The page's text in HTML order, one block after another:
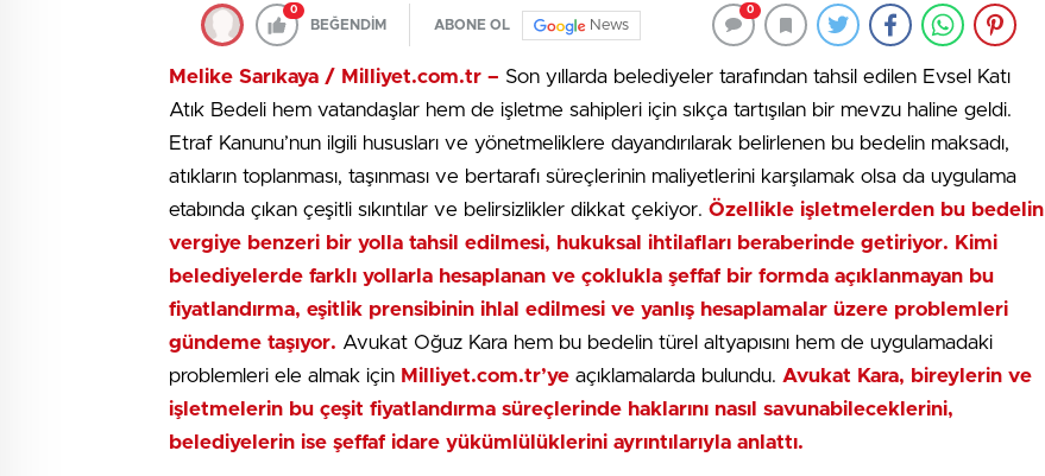
0
BEĞENDİM ABONE OL News
0
Melike Sarıkaya / Milliyet.com.tr – Son yıllarda belediyeler tarafından tahsil edilen Evsel Katı
Atık Bedeli hem vatandaşlar hem de işletme sahipleri için sıkça tartışılan bir mevzu haline geldi.
Etraf Kanunu’nun ilgili hususları ve yönetmeliklere dayandırılarak belirlenen bu bedelin maksadı,
atıkların toplanması, taşınması ve bertarafı süreçlerinin maliyetlerini karşılamak olsa da uygulama
etabında çıkan çeşitli sıkıntılar ve belirsizlikler dikkat çekiyor. Özellikle işletmelerden bu bedelin
vergiye benzeri bir yolla tahsil edilmesi, hukuksal ihtilafları beraberinde getiriyor. Kimi
belediyelerde farklı yollarla hesaplanan ve çoklukla şeffaf bir formda açıklanmayan bu
fiyatlandırma, eşitlik prensibinin ihlal edilmesi ve yanlış hesaplamalar üzere problemleri
gündeme taşıyor. Avukat Oğuz Kara hem bu bedelin türel altyapısını hem de uygulamadaki
problemleri ele almak için Milliyet.com.tr’ye açıklamalarda bulundu. Avukat Kara, bireylerin ve
işletmelerin bu çeşit fiyatlandırma süreçlerinde haklarını nasıl savunabileceklerini,
belediyelerin ise şeffaf idare yükümlülüklerini ayrıntılarıyla anlattı.